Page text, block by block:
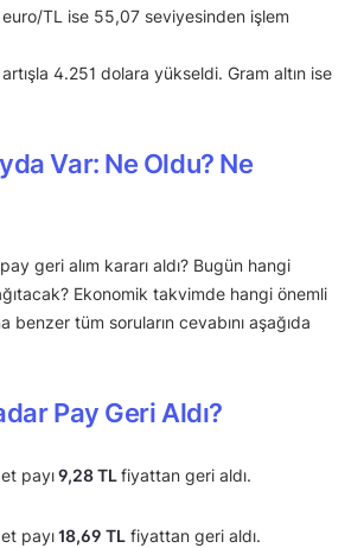
TL ise 55,07 seviyesinden işlem
artışla 4.251 dolara yükseldi. Gram altın ise
Var: Ne Oldu? Ne
geri alım kararı aldı? Bugün hangi
Ekonomik takvimde hangi önemli
benzer tüm soruların cevabını aşağıda
Pay Geri Aldı?
payı9,28 TLfiyattan geri aldı.
payı18,69 TL fiyattan geri aldı.